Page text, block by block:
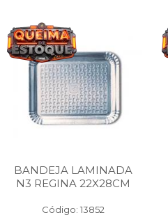
BANDEJA LAMINADA
N3 REGINA 22X28CM
Código: 13852